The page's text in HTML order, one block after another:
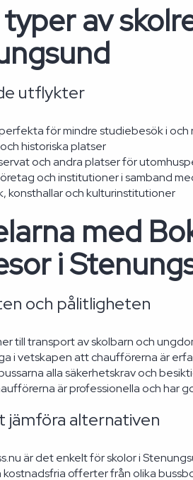
av
utflykter
för mindre studiebesök i och
historiska platser
och andra platser för
och institutioner i samband
konsthallar och kulturinstitutioner
med
i
och pålitligheten
till transport av skolbarn och
i vetskapen att chaufförerna är
alla säkerhetskrav och
är professionella och har
jämföra alternativen
är det enkelt för skolor i
kostnadsfria offerter från olika